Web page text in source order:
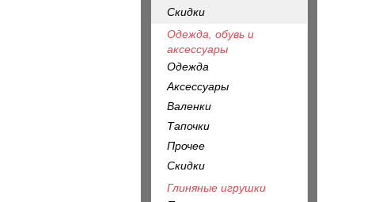
Скидки
Одежда, обувь и
аксессуары
Одежда
Аксессуары
Валенки
Тапочки
Прочее
Скидки
Глиняные игрушки